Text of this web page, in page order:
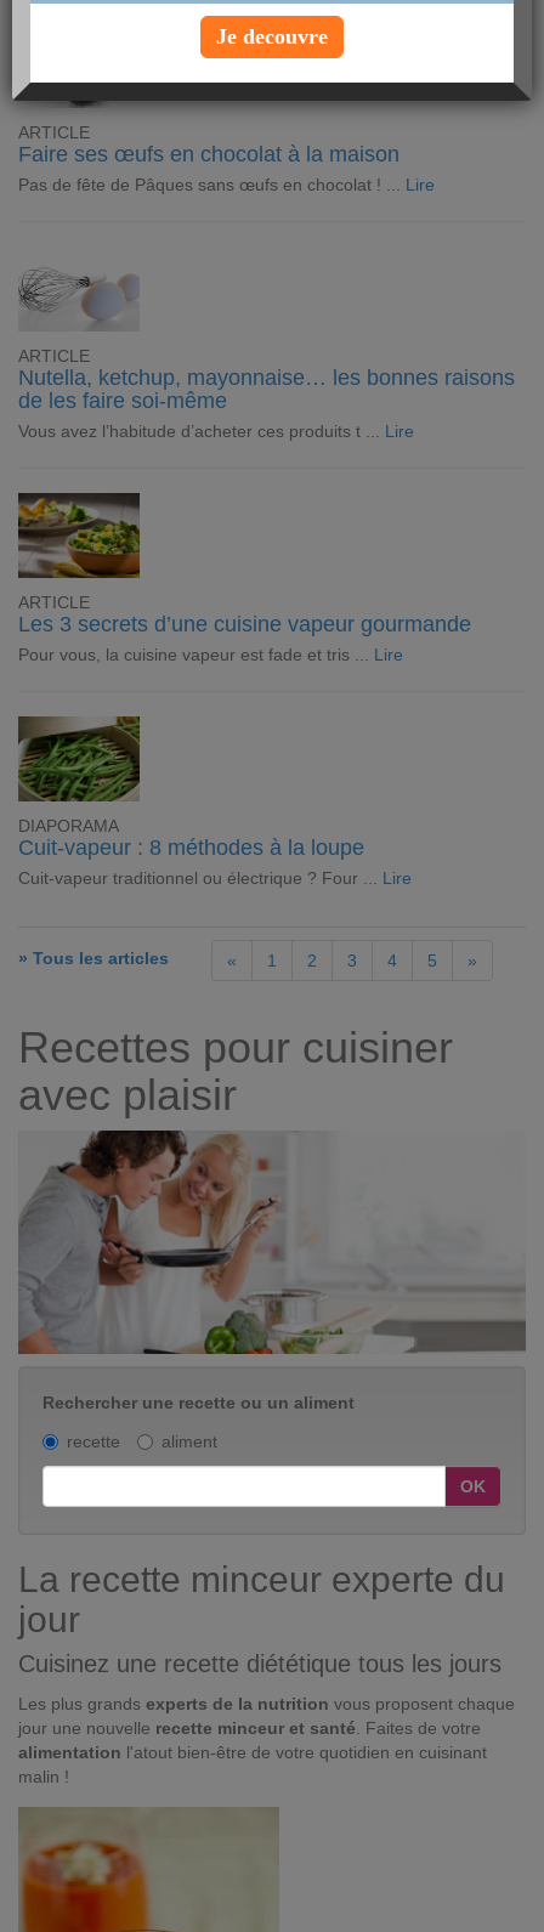
ARTICLE
Faire ses œufs en chocolat à la maison
Pas de fête de Pâques sans œufs en chocolat ! ... Lire
ARTICLE
Nutella, ketchup, mayonnaise… les bonnes raisons
de les faire soi-même
Vous avez l’habitude d’acheter ces produits t ... Lire
ARTICLE
Les 3 secrets d’une cuisine vapeur gourmande
Pour vous, la cuisine vapeur est fade et tris ... Lire
DIAPORAMA
Cuit-vapeur : 8 méthodes à la loupe
Cuit-vapeur traditionnel ou électrique ? Four ... Lire
» Tous les articles « 1 2 3 4 5 »
Recettes pour cuisiner
avec plaisir
Rechercher une recette ou un aliment
recette
aliment
OK
La recette minceur experte du
jour
Cuisinez une recette diététique tous les jours
Les plus grands experts de la nutrition vous proposent chaque
jour une nouvelle recette minceur et santé . Faites de votre
alimentation l'atout bien-être de votre quotidien en cuisinant
malin !
Je decouvre